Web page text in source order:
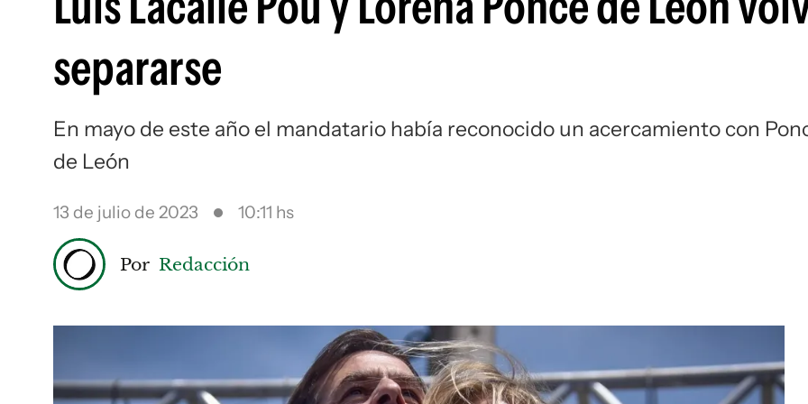
separarse
En mayo de este año el mandatario había reconocido un acercamiento con
de León
13 de julio de 2023 10:11 hs
Por Redacción